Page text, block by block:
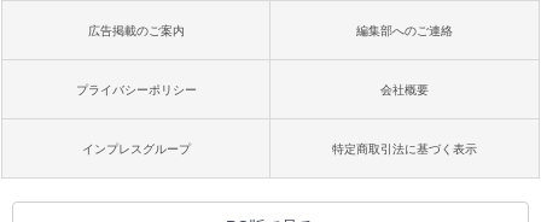
広告掲載のご案内 編集部へのご連絡
プライバシーポリシー 会社概要
インプレスグループ 特定商取引法に基づく表示